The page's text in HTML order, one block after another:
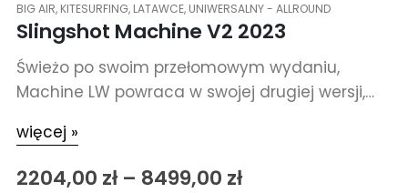
BIG AIR, KITESURFING, LATAWCE, UNIWERSALNY - ALLROUND
Slingshot Machine V2 2023
Świeżo po swoim przełomowym wydaniu,
Machine LW powraca w swojej drugiej wersji,
jeszcze bardziej popchnąć jazdę przy słabym
wietrze.
więcej »
2204,00 zł – 8499,00 zł